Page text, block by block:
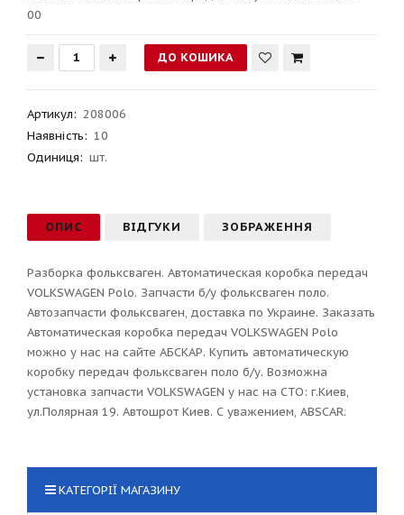
00
Артикул: 208006
Наявність: 10
Одиниця: шт.
ОПИС ВІДГУКИ ЗОБРАЖЕННЯ
Разборка фольксваген. Автоматическая коробка передач
VOLKSWAGEN Polo. Запчасти б/у фольксваген поло.
Автозапчасти фольксваген, доставка по Украине. Заказать
Автоматическая коробка передач VOLKSWAGEN Polo
можно у нас на сайте АБСКАР. Купить автоматическую
коробку передач фольксваген поло б/у. Возможна
установка запчасти VOLKSWAGEN у нас на СТО: г.Киев,
ул.Полярная 19. Автошрот Киев. С уважением, ABSCAR.
КАТЕГОРІЇ МАГАЗИНУ